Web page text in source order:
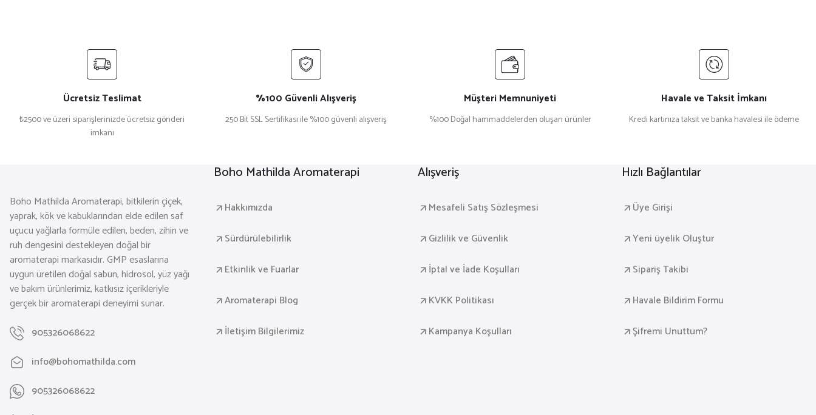
Ücretsiz Teslimat
₺2500 ve üzeri siparişlerinizde ücretsiz gönderi
imkanı
%100 Güvenli Alışveriş
250 Bit SSL Sertifikası ile %100 güvenli alışveriş
Müşteri Memnuniyeti
%100 Doğal hammaddelerden oluşan ürünler
Havale ve Taksit İmkanı
Kredi kartınıza taksit ve banka havalesi ile ödeme
Boho Mathilda Aromaterapi, bitkilerin çiçek,
yaprak, kök ve kabuklarından elde edilen saf
uçucu yağlarla formüle edilen, beden, zihin ve
ruh dengesini destekleyen doğal bir
aromaterapi markasıdır. GMP esaslarına
uygun üretilen doğal sabun, hidrosol, yüz yağı
ve bakım ürünlerimiz, katkısız içerikleriyle
gerçek bir aromaterapi deneyimi sunar.
905326068622
info@bohomathilda.com
905326068622
Boho Mathilda Aromaterapi
Hakkımızda
Sürdürülebilirlik
Etkinlik ve Fuarlar
Aromaterapi Blog
İletişim Bilgilerimiz
Alışveriş
Mesafeli Satış Sözleşmesi
Gizlilik ve Güvenlik
İptal ve İade Koşulları
KVKK Politikası
Kampanya Koşulları
Hızlı Bağlantılar
Üye Girişi
Yeni üyelik Oluştur
Sipariş Takibi
Havale Bildirim Formu
Şifremi Unuttum?